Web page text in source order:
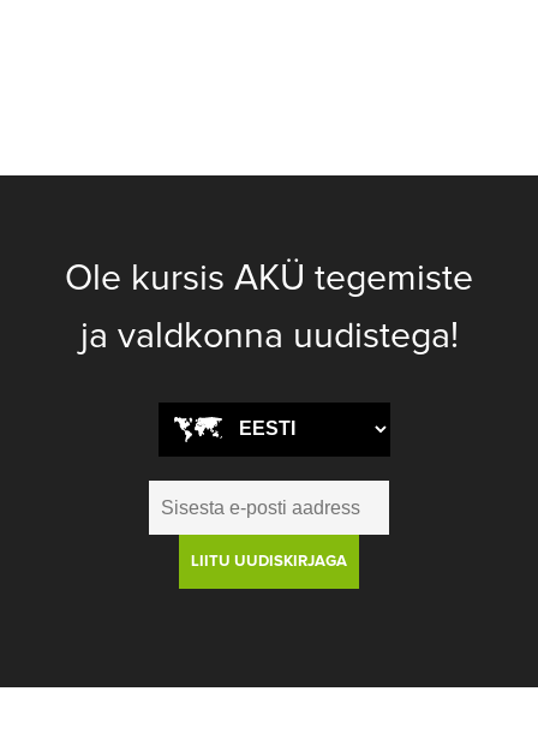
Ole kursis AKÜ tegemiste
ja valdkonna uudistega!